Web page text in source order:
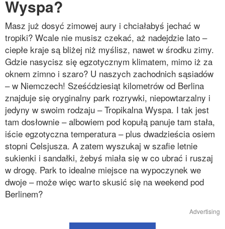
Wyspa?
Masz już dosyć zimowej aury i chciałabyś jechać w
tropiki? Wcale nie musisz czekać, aż nadejdzie lato –
ciepłe kraje są bliżej niż myślisz, nawet w środku zimy.
Gdzie nasycisz się egzotycznym klimatem, mimo iż za
oknem zimno i szaro? U naszych zachodnich sąsiadów
– w Niemczech! Sześćdziesiąt kilometrów od Berlina
znajduje się oryginalny park rozrywki, niepowtarzalny i
jedyny w swoim rodzaju – Tropikalna Wyspa. I tak jest
tam dosłownie – albowiem pod kopułą panuje tam stała,
iście egzotyczna temperatura – plus dwadzieścia osiem
stopni Celsjusza. A zatem wyszukaj w szafie letnie
sukienki i sandałki, żebyś miała się w co ubrać i ruszaj
w drogę. Park to idealne miejsce na wypoczynek we
dwoje – może więc warto skusić się na weekend pod
Berlinem?
Advertising